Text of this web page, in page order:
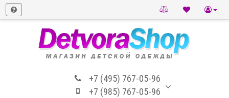
+7 (495) 767-05-96
+7 (985) 767-05-96